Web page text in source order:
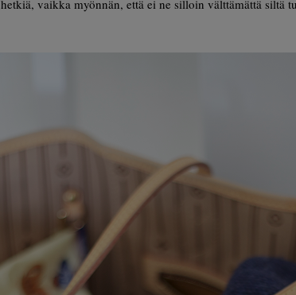
hetkiä, vaikka myönnän, että ei ne silloin välttämättä siltä